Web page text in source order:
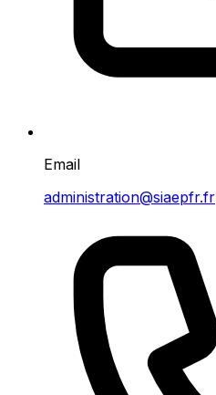
Email
administration@siaepfr.fr